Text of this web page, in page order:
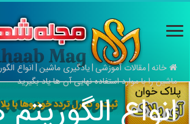
خانه|مقالات آموزشی|یادگیری ماشین|انواع
ماشین را با موارد استفاده نهایی آن ها یاد بگیرید
انواع